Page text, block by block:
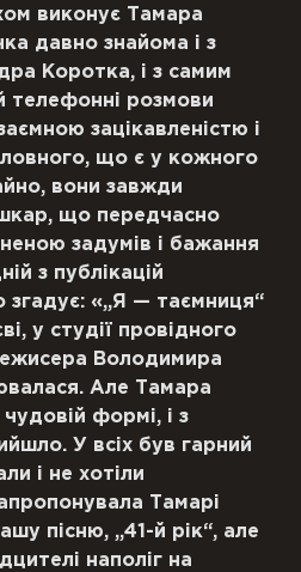
виконує Тамара
давно знайома і з
Коротка, і з самим
телефонні розмови
зацікавленістю і
що є у кожного
вони завжди
що передчасно
задумів і бажання
з публікацій
згадує: «„Я — таємниця“
у студії провідного
Володимира
Але Тамара
формі, і з
У всіх був гарний
і не хотіли
Тамарі
пісню, „41-й рік“, але
наполіг на